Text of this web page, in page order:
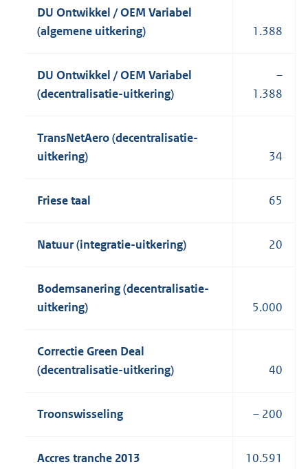
DU Ontwikkel / OEM Variabel
(algemene uitkering)
1.388
DU Ontwikkel / OEM Variabel
(decentralisatie-uitkering)
–
1.388
TransNetAero (decentralisatie-
uitkering)
34
Friese taal 65
Natuur (integratie-uitkering) 20
Bodemsanering (decentralisatie-
uitkering)
5.000
Correctie Green Deal
(decentralisatie-uitkering)
40
Troonswisseling – 200
Accres tranche 2013 10.591